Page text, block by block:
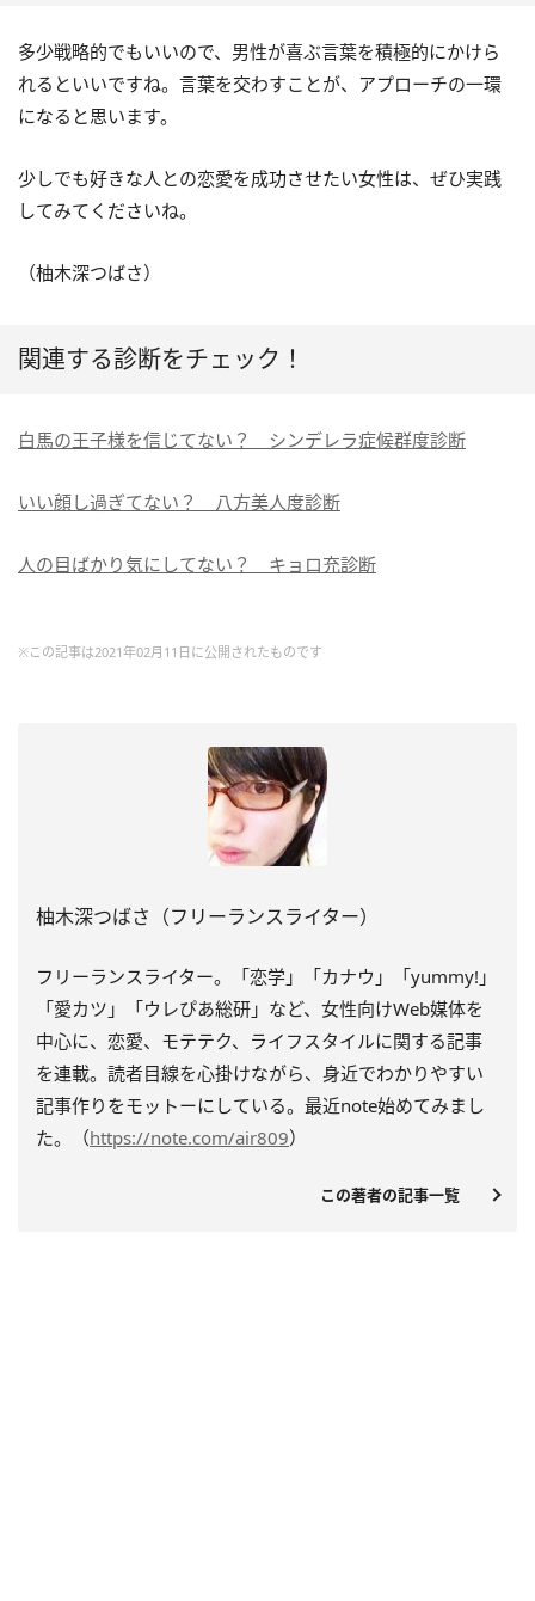
多少戦略的でもいいので、男性が喜ぶ言葉を積極的にかけら
れるといいですね。言葉を交わすことが、アプローチの一環
になると思います。
少しでも好きな人との恋愛を成功させたい女性は、ぜひ実践
してみてくださいね。
（柚木深つばさ）
関連する診断をチェック！
白馬の王子様を信じてない？ シンデレラ症候群度診断
いい顔し過ぎてない？ 八方美人度診断
人の目ばかり気にしてない？ キョロ充診断
※この記事は2021年02月11日に公開されたものです
柚木深つばさ（フリーランスライター）
フリーランスライター。「恋学」「カナウ」「yummy! 」
「愛カツ」「ウレぴあ総研」など、女性向けWeb媒体を
中心に、恋愛、モテテク、ライフスタイルに関する記事
を連載。読者目線を心掛けながら、身近でわかりやすい
記事作りをモットーにしている。最近note始めてみまし
た。（https://note.com/air809）
この著者の記事一覧